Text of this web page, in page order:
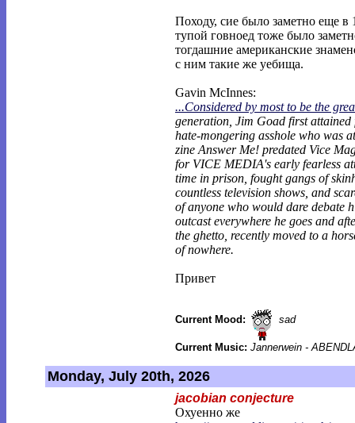
Походу, сие было заметно еще
тупой говноед тоже было
тогдашние американские
с ним такие же уебища.
Gavin McInnes:
...Considered by most to be the
generation, Jim Goad first attained
hate-mongering asshole who was
zine Answer Me! predated Vice
for VICE MEDIA's early fearless
time in prison, fought gangs of
countless television shows, and
of anyone who would dare debate
outcast everywhere he goes and
the ghetto, recently moved to a
of nowhere.
Привет
Current Mood: sad
Current Music: Jannerwein -
Monday, July 20th, 2026
jacobian conjecture
Охуенно же